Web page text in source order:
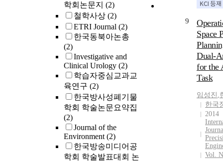
학회논문지 (2)
철학사상 (2)
ETRI Journal (2)
한국동북아논총
(2)
Investigative and
Clinical Urology (2)
학습자중심교과교
육연구 (2)
한국방사성폐기물
학회 학술논문요약집
(2)
Journal of the
Environment(2)
한국방송미디어공
학회 학술발표대회 논
9
Space
Dual-
for the
Task
임성진 ,
한국
2014
Vol.